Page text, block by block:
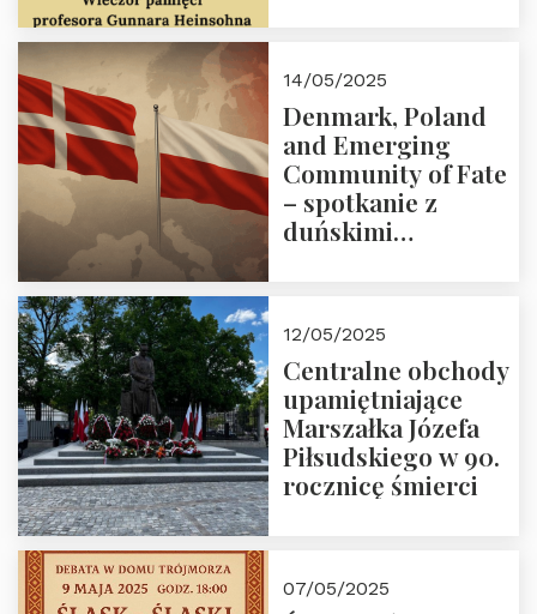
14/05/2025
Denmark, Poland
and Emerging
Community of Fate
– spotkanie z
duńskimi
12/05/2025
Centralne obchody
upamiętniające
Marszałka Józefa
Piłsudskiego w 90.
rocznicę śmierci
07/05/2025